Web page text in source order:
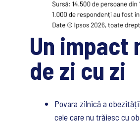
Un
de zi cu zi
Povara zilnică a
cele care nu trăiesc cu